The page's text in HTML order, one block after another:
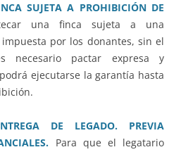
SUJETA A PROHIBICIÓN DE
una finca sujeta a una
por los donantes, sin el
necesario pactar expresa y
ejecutarse la garantía hasta
DE LEGADO. PREVIA
Para que el legatario